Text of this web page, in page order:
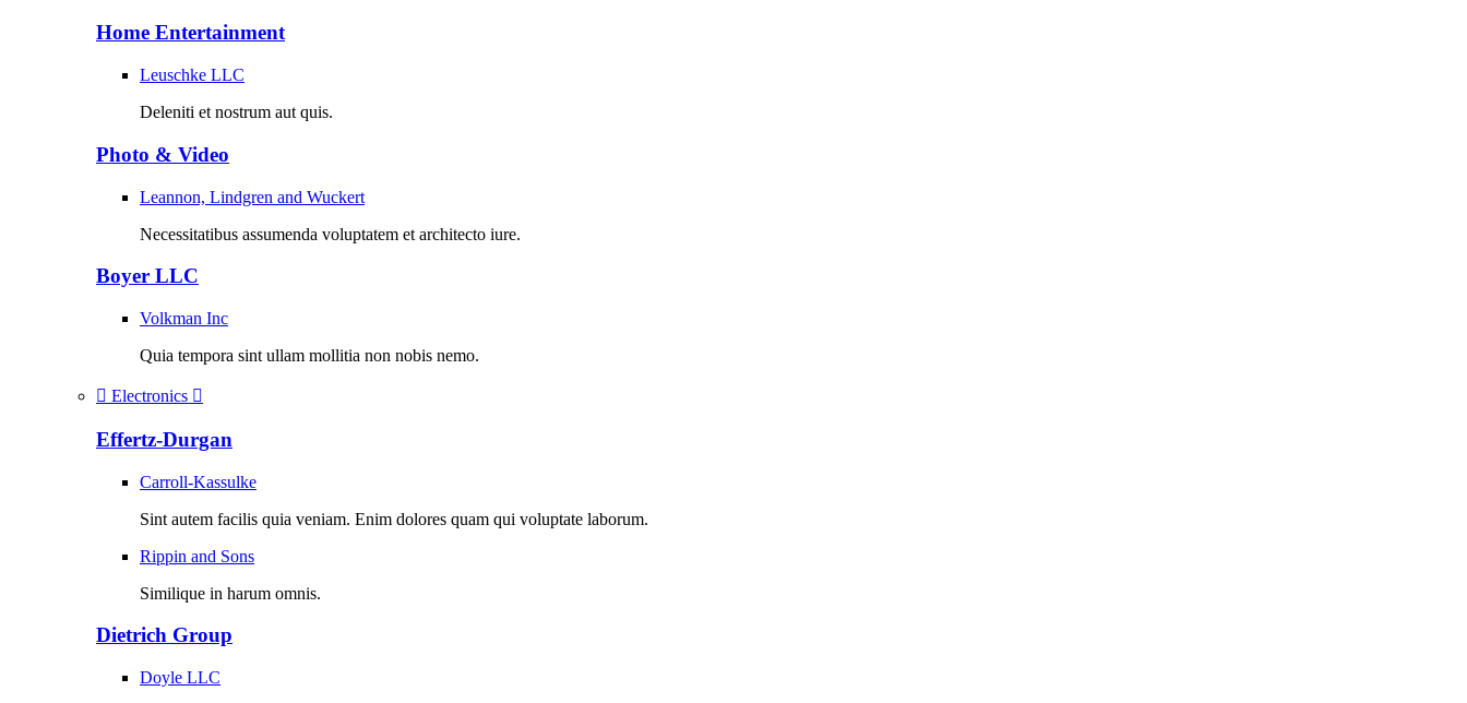
Home Entertainment
Leuschke LLC
Deleniti et nostrum aut quis.
Photo & Video
Leannon, Lindgren and Wuckert
Necessitatibus assumenda voluptatem et architecto iure.
Boyer LLC
Volkman Inc
Quia tempora sint ullam mollitia non nobis nemo.
Electronics
Effertz-Durgan
Carroll-Kassulke
Sint autem facilis quia veniam. Enim dolores quam qui voluptate laborum.
Rippin and Sons
Similique in harum omnis.
Dietrich Group
Doyle LLC